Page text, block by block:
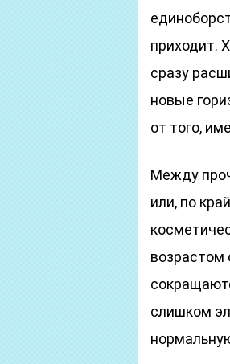
приходит.
сразу
новые
от того,
Между
или, по
возрастом
слишком